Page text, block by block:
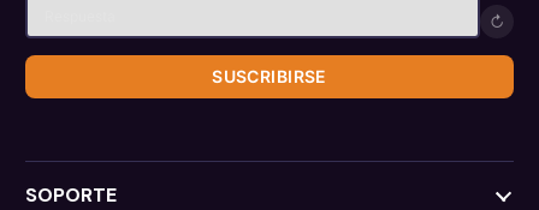
↻
SUSCRIBIRSE
SOPORTE